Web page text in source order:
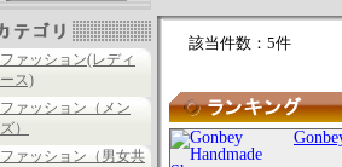
ファッション(レディ
ース)
ファッション（メン
ズ）
ファッション（男女共
該当件数：5件